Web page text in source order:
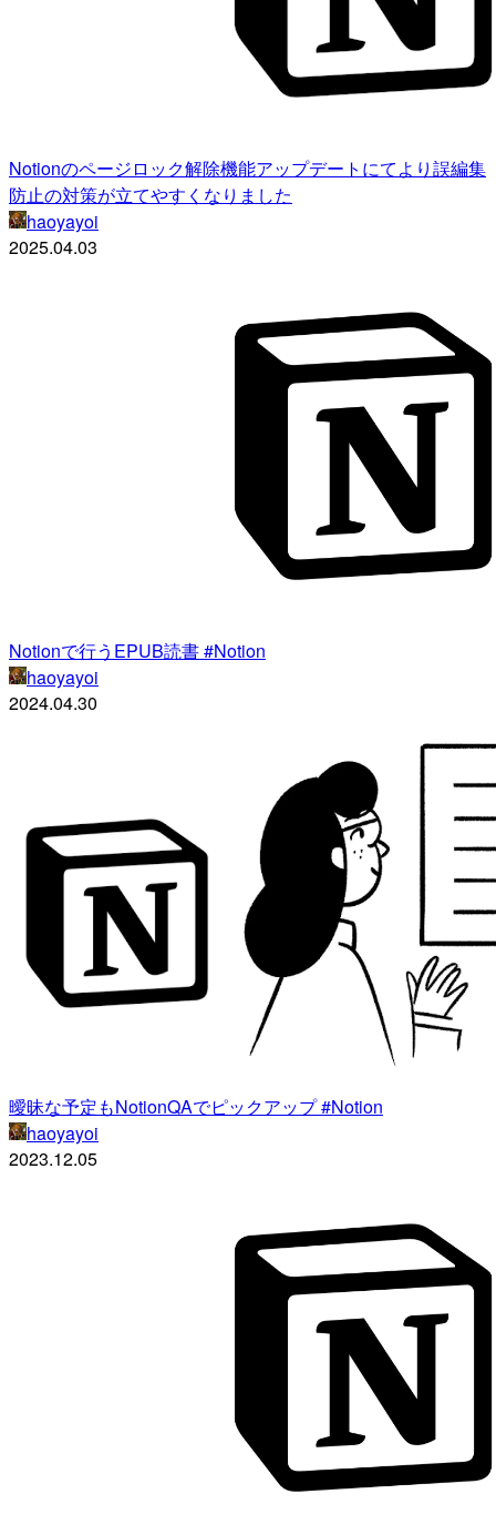
Notionのページロック解除機能アップデートにてより誤編集
防止の対策が立てやすくなりました
haoyayoi
2025.04.03
Notionで行うEPUB読書 #Notion
haoyayoi
2024.04.30
曖昧な予定もNotionQAでピックアップ #Notion
haoyayoi
2023.12.05